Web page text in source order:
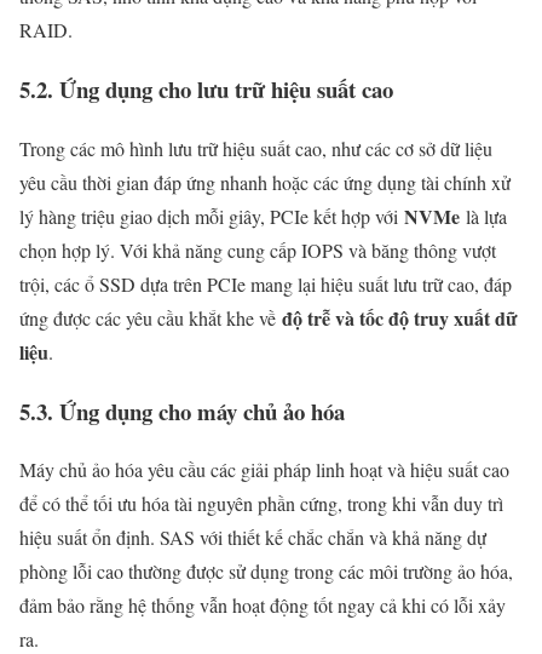
RAID.
5.2. Ứng dụng cho lưu trữ hiệu suất cao
Trong các mô hình lưu trữ hiệu suất cao, như các cơ sở dữ liệu
yêu cầu thời gian đáp ứng nhanh hoặc các ứng dụng tài chính xử
lý hàng triệu giao dịch mỗi giây, PCIe kết hợp với NVMe là lựa
chọn hợp lý. Với khả năng cung cấp IOPS và băng thông vượt
trội, các ổ SSD dựa trên PCIe mang lại hiệu suất lưu trữ cao, đáp
ứng được các yêu cầu khắt khe về độ trễ và tốc độ truy xuất dữ
liệu.
5.3. Ứng dụng cho máy chủ ảo hóa
Máy chủ ảo hóa yêu cầu các giải pháp linh hoạt và hiệu suất cao
để có thể tối ưu hóa tài nguyên phần cứng, trong khi vẫn duy trì
hiệu suất ổn định. SAS với thiết kế chắc chắn và khả năng dự
phòng lỗi cao thường được sử dụng trong các môi trường ảo hóa,
đảm bảo rằng hệ thống vẫn hoạt động tốt ngay cả khi có lỗi xảy
ra.